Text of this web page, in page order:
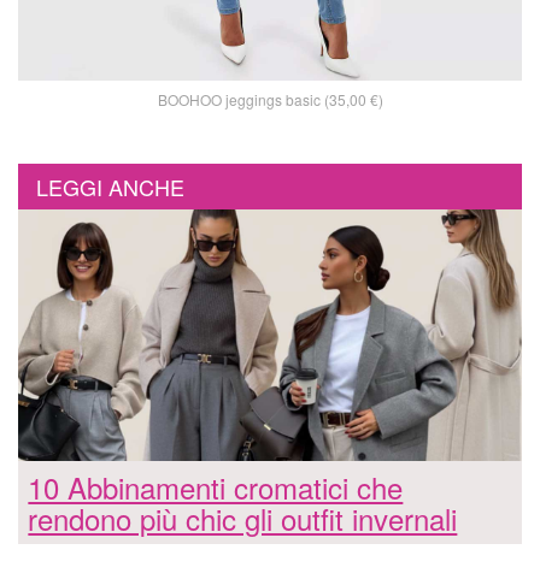
BOOHOO jeggings basic (35,00 €)
LEGGI ANCHE
10 Abbinamenti cromatici che
rendono più chic gli outfit invernali